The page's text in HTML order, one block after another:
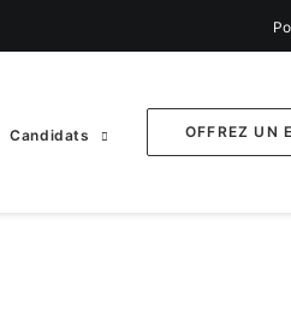
Candidats OFFREZ UN